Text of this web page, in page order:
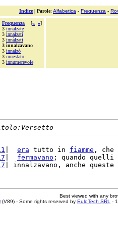
Indice| Parole: Alfabetica - Frequenza -
Frequenza [« »]
3 innalzate
3 innalzati
3 innàlzati
3 innalzavano
3 innalzò
3 innestato
3 innumerevole
era tutto in fiamme , che
fermavano ; quando
| innalzavano, anche
Best viewed with any
(V89) - Some rights reserved by EuloTech SRL -